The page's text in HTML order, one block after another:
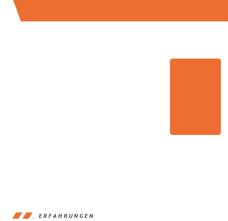
ERFAHRUNGEN